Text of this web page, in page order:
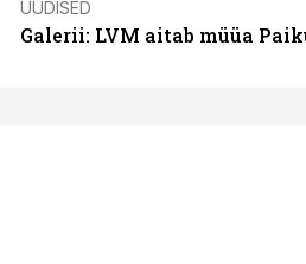
UUDISED
Galerii: LVM aitab müüa